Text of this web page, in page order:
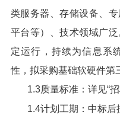
类服务器、存储设备、
平台等）、技术领域广
定运行，持续为信息系
性，拟采购基础软硬件第
1.3质量标准：详见“
1.4计划工期：中标后